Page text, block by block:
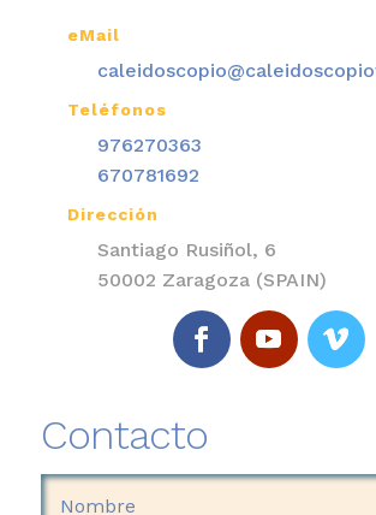
eMail
Teléfonos
976270363
670781692
Dirección
Santiago Rusiñol, 6
50002 Zaragoza (SPAIN)
Contacto